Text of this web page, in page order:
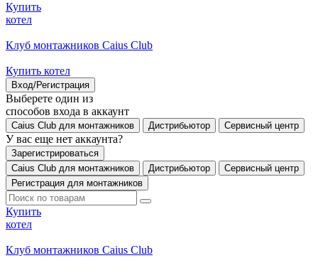
Купить
котел
Клуб монтажников Caius Club
Купить котел
Вход/Регистрация
Выберете один из
способов входа в аккаунт
Caius Club для монтажников Дистрибьютор Сервисный центр
У вас еще нет аккаунта?
Зарегистрироваться
Caius Club для монтажников
Дистрибьютор
Сервисный центр
Регистрация для монтажников
Купить
котел
Клуб монтажников Caius Club